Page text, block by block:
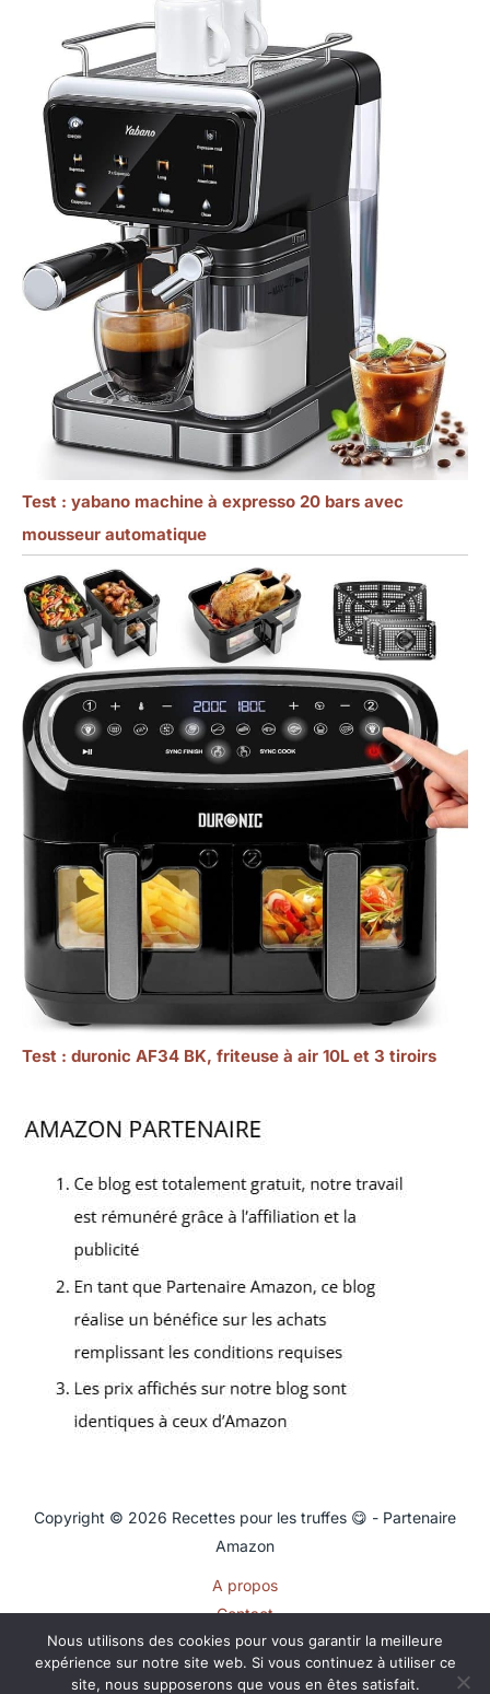
Test : yabano machine à expresso 20 bars avec
mousseur automatique
Test : duronic AF34 BK, friteuse à air 10L et 3 tiroirs
Copyright © 2026 Recettes pour les truffes 😋 - Partenaire
Amazon
A propos
Contact
Plan du site
Mentions légales
Nous utilisons des cookies pour vous garantir la meilleure
expérience sur notre site web. Si vous continuez à utiliser ce
site, nous supposerons que vous en êtes satisfait.